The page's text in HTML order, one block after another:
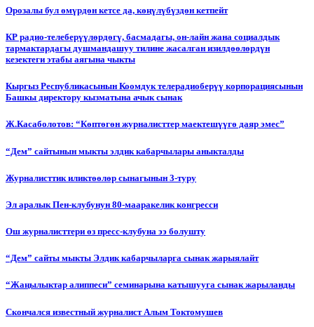
Орозалы бул өмүрдөн кетсе да, көңүлүбүздөн кетпейт
КР радио-телеберүүлөрдөгү, басмадагы, он-лайн жана социалдык
тармактардагы душмандашуу тилине жасалган изилдөөлөрдүн
кезектеги этабы аягына чыкты
Кыргыз Республикасынын Коомдук телерадиоберүү корпорациясынын
Башкы директору кызматына ачык сынак
Ж.Касаболотов: “Көптөгөн журналисттер маектешүүгө даяр эмес”
“Дем” сайтынын мыкты элдик кабарчылары аныкталды
Журналисттик иликтөөлөр сынагынын 3-туру
Эл аралык Пен-клубунун 80-мааракелик конгресси
Ош журналисттери өз пресс-клубуна ээ болушту
“Дем” сайты мыкты Элдик кабарчыларга сынак жарыялайт
“Жаңылыктар алиппеси” семинарына катышууга сынак жарыланды
Cкончался известный журналист Алым Токтомушев